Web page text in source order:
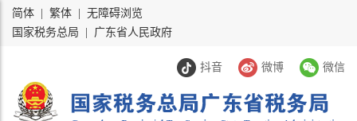
简体 繁体
无障碍浏览
国家税务总局
广东省人民政府
抖音 微博 微信